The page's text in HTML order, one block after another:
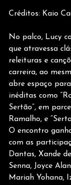
Créditos: Kaio
No palco, Lucy
que atravessa
releituras e
carreira, ao
abre espaço
inéditas como
Sertão”, em
Ramalho, e
O encontro
com as
Dantas, Xande
Senna, Joyce
Mariah Yohana,